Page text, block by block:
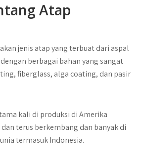
Atap
jenis atap yang terbuat dari aspal
berbagai bahan yang sangat
fiberglass, alga coating, dan pasir
kali di produksi di Amerika
terus berkembang dan banyak di
termasuk Indonesia.